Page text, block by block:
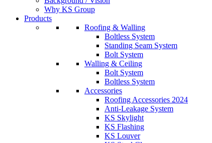
Why KS Group
Products
Roofing & Walling
Boltless System
Standing Seam System
Bolt System
Walling & Ceiling
Bolt System
Boltless System
Accessories
Roofing Accessories 2024
Anti-Leakage System
KS Skylight
KS Flashing
KS Louver